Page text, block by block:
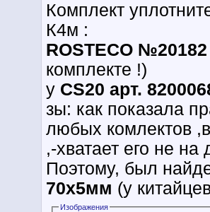
Комплект
К4м :
ROSTECO №20182
комплекте !)
у CS20 арт.
зы: как показала
любых комлектов
,-хватает его не на
Поэтому, был
70x5мм (у
Изображения